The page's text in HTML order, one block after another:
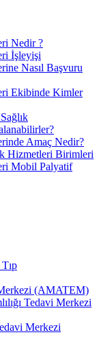
Nedir ?
İşleyişi
Nasıl Başvuru
Ekibinde Kimler
Amaç Nedir?
Hizmetleri Birimleri
Mobil Palyatif
Merkezi (AMATEM)
Tedavi Merkezi
Merkezi